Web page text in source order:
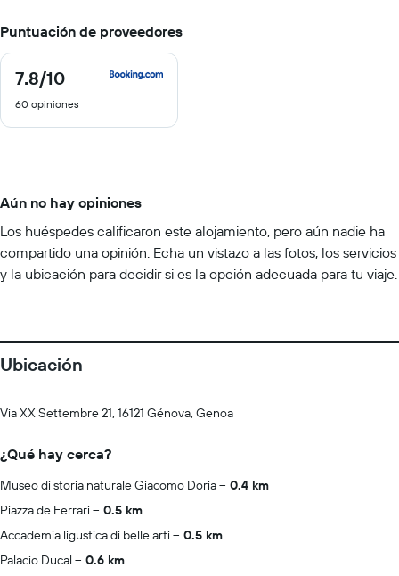
Puntuación de proveedores
7.8/10
7.8
10
60 opiniones
Aún no hay opiniones
Los huéspedes calificaron este alojamiento, pero aún nadie ha
compartido una opinión. Echa un vistazo a las fotos, los servicios
y la ubicación para decidir si es la opción adecuada para tu viaje.
Ubicación
Via XX Settembre 21, 16121 Génova, Genoa
¿Qué hay cerca?
Museo di storia naturale Giacomo Doria
0.4 km
Piazza de Ferrari
0.5 km
Accademia ligustica di belle arti
0.5 km
Palacio Ducal
0.6 km